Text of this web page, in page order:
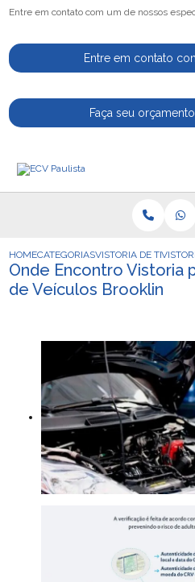
Entre em contato com um de nossos
Entre em contato
Faça seu
HOMECATEGORIASVISTORIA DE
Onde Encontro Vistoria
de Veículos Brooklin